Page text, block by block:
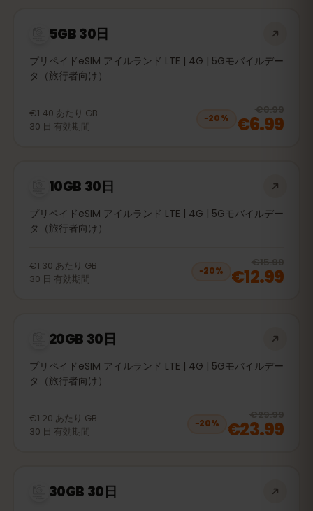
5GB 30日
プリペイドeSIM アイルランド LTE | 4G | 5Gモバイルデー
タ（旅行者向け）
€1.40 あたり GB
30 日 有効期間
−20%
€8.99
€6.99
10GB 30日
プリペイドeSIM アイルランド LTE | 4G | 5Gモバイルデー
タ（旅行者向け）
€1.30 あたり GB
30 日 有効期間
−20%
€15.99
€12.99
20GB 30日
プリペイドeSIM アイルランド LTE | 4G | 5Gモバイルデー
タ（旅行者向け）
€1.20 あたり GB
30 日 有効期間
−20%
€29.99
€23.99
30GB 30日